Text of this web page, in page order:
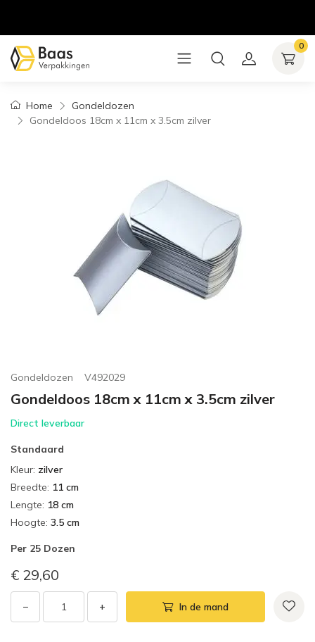
0
Home
Gondeldozen
Gondeldoos 18cm x 11cm x 3.5cm zilver
Gondeldozen V492029
Gondeldoos 18cm x 11cm x 3.5cm zilver
Direct leverbaar
Standaard
Kleur: zilver
Breedte: 11 cm
Lengte: 18 cm
Hoogte: 3.5 cm
Per 25 Dozen
€ 29,60
− + In de mand